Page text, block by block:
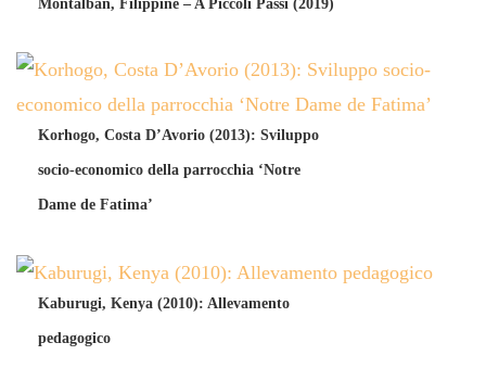
Montalban, Filippine – A Piccoli Passi (2019)
Korhogo, Costa D’Avorio (2013): Sviluppo
socio-economico della parrocchia ‘Notre
Dame de Fatima’
Kaburugi, Kenya (2010): Allevamento
pedagogico